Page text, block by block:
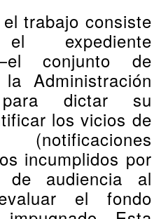
trabajo consiste
expediente
conjunto de
Administración
dictar su
los vicios de
incumplidos por
audiencia al
el fondo